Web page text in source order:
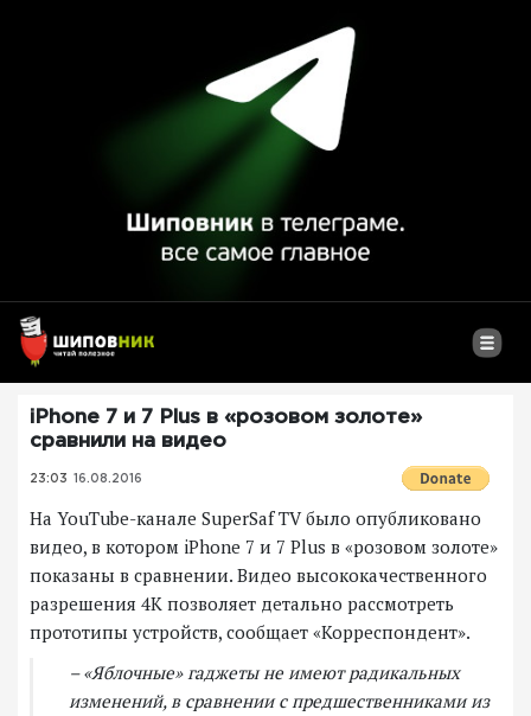
iPhone 7 и 7 Plus в «розовом золоте»
сравнили на видео
23:03 16.08.2016
На YouTube-канале SuperSaf TV было опубликовано
видео, в котором iPhone 7 и 7 Plus в «розовом золоте»
показаны в сравнении. Видео высококачественного
разрешения 4К позволяет детально рассмотреть
прототипы устройств, сообщает «Корреспондент».
– «Яблочные» гаджеты не имеют радикальных
изменений, в сравнении с предшественниками из